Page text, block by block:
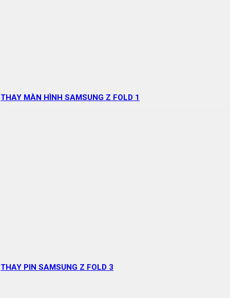
THAY MÀN HÌNH SAMSUNG Z FOLD 1
THAY PIN SAMSUNG Z FOLD 3